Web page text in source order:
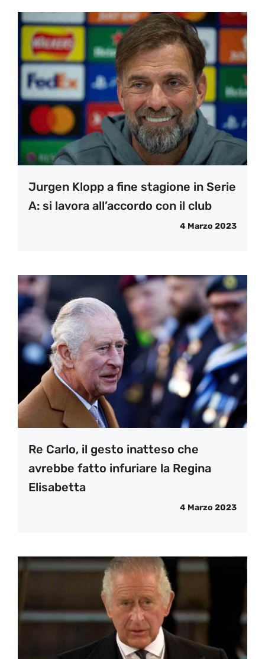
Jurgen Klopp a fine stagione in Serie
A: si lavora all’accordo con il club
4 Marzo 2023
Re Carlo, il gesto inatteso che
avrebbe fatto infuriare la Regina
Elisabetta
4 Marzo 2023